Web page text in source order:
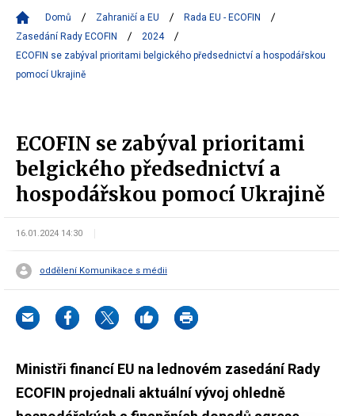
Domů Zahraničí a EU
Rada EU - ECOFIN
Zasedání Rady ECOFIN
2024
ECOFIN se zabýval prioritami belgického předsednictví a hospodářskou
pomocí Ukrajině
ECOFIN se zabýval prioritami
belgického předsednictví a
hospodářskou pomocí Ukrajině
16.01.2024 14:30
oddělení Komunikace s médii
Ministři financí EU na lednovém zasedání Rady
ECOFIN projednali aktuální vývoj ohledně